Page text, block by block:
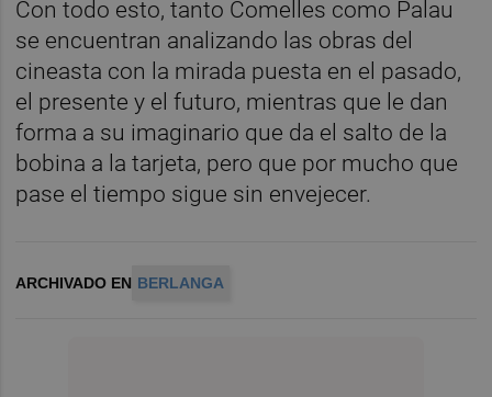
Con todo esto, tanto Comelles como Palau
se encuentran analizando las obras del
cineasta con la mirada puesta en el pasado,
el presente y el futuro, mientras que le dan
forma a su imaginario que da el salto de la
bobina a la tarjeta, pero que por mucho que
pase el tiempo sigue sin envejecer.
ARCHIVADO EN BERLANGA